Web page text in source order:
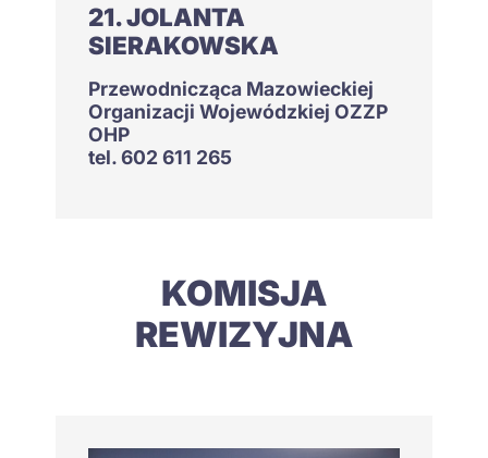
21. JOLANTA
SIERAKOWSKA
Przewodnicząca Mazowieckiej
Organizacji Wojewódzkiej OZZP
OHP
tel. 602 611 265
KOMISJA
REWIZYJNA